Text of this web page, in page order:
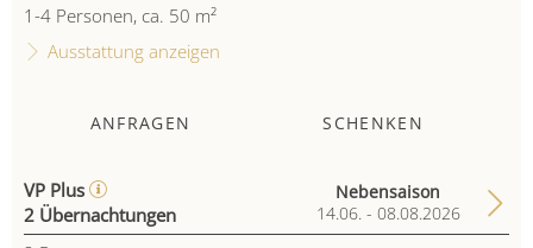
1 -4 Personen, ca. 50 m²
Ausstattung anzeigen
ANFRAGEN SCHENKEN
VP Plus
2 Übernachtungen
Nebensaison
14.06. - 08.08.2026